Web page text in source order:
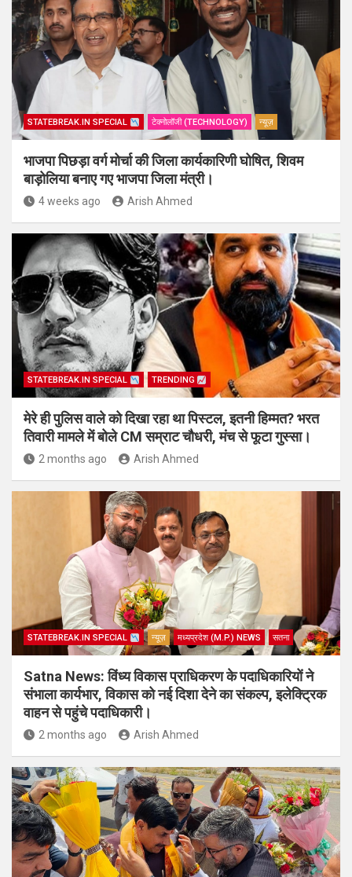
STATEBREAK.IN SPECIAL टेक्नोलॉजी (TECHNOLOGY) न्यूज़
भाजपा पिछड़ा वर्ग मोर्चा की जिला कार्यकारिणी घोषित, शिवम
बाड़ोलिया बनाए गए भाजपा जिला मंत्री।
4 weeks ago Arish Ahmed
STATEBREAK.IN SPECIAL TRENDING
मेरे ही पुलिस वाले को दिखा रहा था पिस्टल, इतनी हिम्मत? भरत
तिवारी मामले में बोले CM सम्राट चौधरी, मंच से फूटा गुस्सा।
2 months ago Arish Ahmed
STATEBREAK.IN SPECIAL न्यूज़ मध्यप्रदेश (M.P.) NEWS सतना
Satna News: विंध्य विकास प्राधिकरण के पदाधिकारियों ने
संभाला कार्यभार, विकास को नई दिशा देने का संकल्प, इलेक्ट्रिक
वाहन से पहुंचे पदाधिकारी।
2 months ago Arish Ahmed